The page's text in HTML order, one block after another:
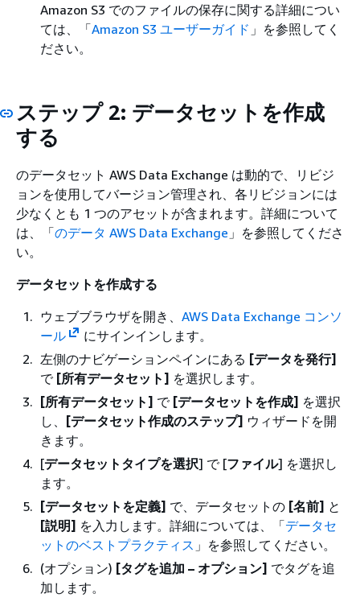
Amazon S3 でのファイルの保存に関する詳細につい
ては、「Amazon S3 ユーザーガイド 」を参照してく
ださい。
ステップ 2: データセットを作成
する
のデータセット AWS Data Exchange は動的で、リビジ
ョンを使用してバージョン管理され、各リビジョンには
少なくとも 1 つのアセットが含まれます。詳細について
は、「のデータ AWS Data Exchange 」を参照してくださ
い。
データセットを作成する
ウェブブラウザを開き、 AWS Data Exchange コンソ
ール
にサインインします。
左側のナビゲーションペインにある [データを発行]
で [所有データセット] を選択します。
[所有データセット] で [データセットを作成] を選択
し、
[データセット作成のステップ] ウィザードを開
きます。
[データセットタイプを選択] で [ファイル] を選択し
ます。
[データセットを定義] で、データセットの [名前] と
[説明] を入力します。詳細については、「データセ
ットのベストプラクティス 」を参照してください。
(オプション) [タグを追加 – オプション] でタグを追
加します。